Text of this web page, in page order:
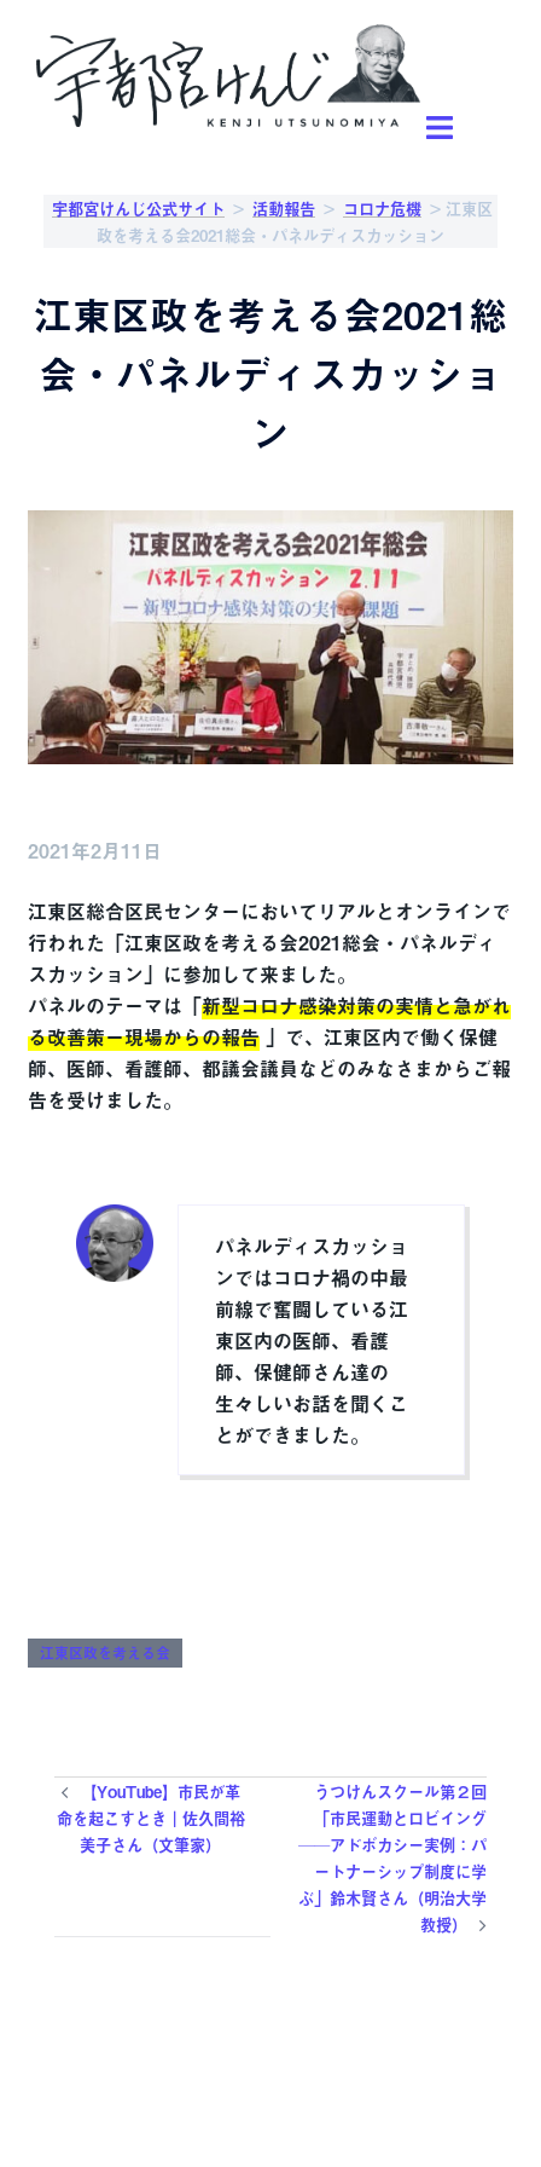
宇都宮けんじ公式サイト > 活動報告 > コロナ危機 > 江東区
政を考える会2021総会・パネルディスカッション
江東区政を考える会2021総
会・パネルディスカッショ
ン
2021年2月11日
江東区総合区民センターにおいてリアルとオンラインで
行われた「江東区政を考える会2021総会・パネルディ
スカッション」に参加して来ました。
パネルのテーマは「新型コロナ感染対策の実情と急がれ
る改善策ー現場からの報告 」で、江東区内で働く保健
師、医師、看護師、都議会議員などのみなさまからご報
告を受けました。
パネルディスカッショ
ンではコロナ禍の中最
前線で奮闘している江
東区内の医師、看護
師、保健師さん達の
生々しいお話を聞くこ
とができました。
江東区政を考える会
【YouTube】市民が革
命を起こすとき｜佐久間裕
美子さん（文筆家）
うつけんスクール第２回
「市民運動とロビイング
──アドボカシー実例：パ
ートナーシップ制度に学
ぶ」鈴木賢さん（明治大学
教授）